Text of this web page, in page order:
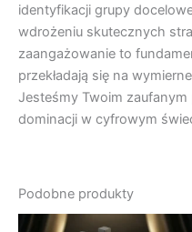
identyfikacji grupy
wdrożeniu skutecznych
zaangażowanie to
przekładają się na
Jesteśmy Twoim
dominacji w cyfrowym
Podobne produkty